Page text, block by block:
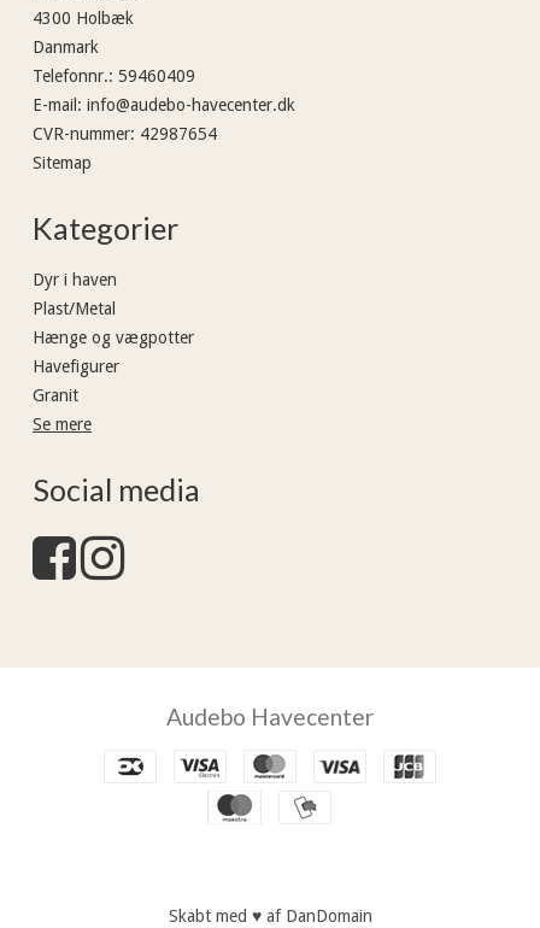
4300 Holbæk
Danmark
Telefonnr.: 59460409
E-mail : info@audebo-havecenter.dk
CVR-nummer: 42987654
Sitemap
Kategorier
Dyr i haven
Plast/Metal
Hænge og vægpotter
Havefigurer
Granit
Se mere
Social media
Audebo Havecenter
Skabt med ♥ af DanDomain